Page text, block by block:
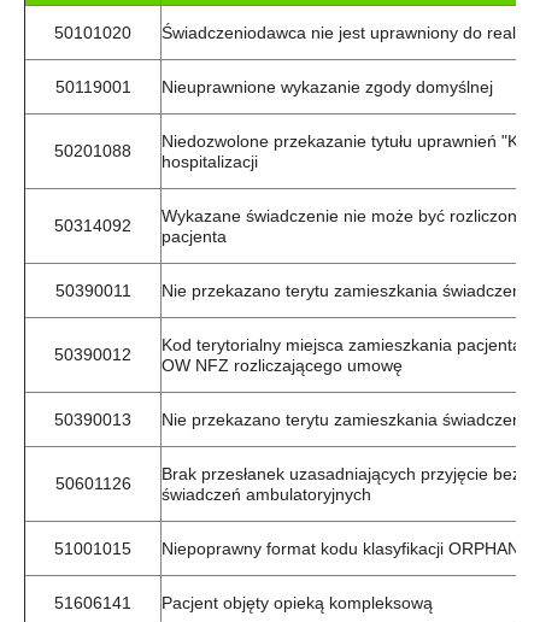
50101020 Świadczeniodawca nie jest uprawniony do
50119001 Nieuprawnione wykazanie zgody domyślnej
50201088
Niedozwolone przekazanie tytułu uprawnień "K"
hospitalizacji
50314092
Wykazane świadczenie nie może być rozliczone
pacjenta
50390011 Nie przekazano terytu zamieszkania
50390012
Kod terytorialny miejsca zamieszkania pacjenta
OW NFZ rozliczającego umowę
50390013 Nie przekazano terytu zamieszkania
50601126
Brak przesłanek uzasadniających przyjęcie bez
świadczeń ambulatoryjnych
51001015 Niepoprawny format kodu klasyfikacji ORPHANET
51606141 Pacjent objęty opieką kompleksową